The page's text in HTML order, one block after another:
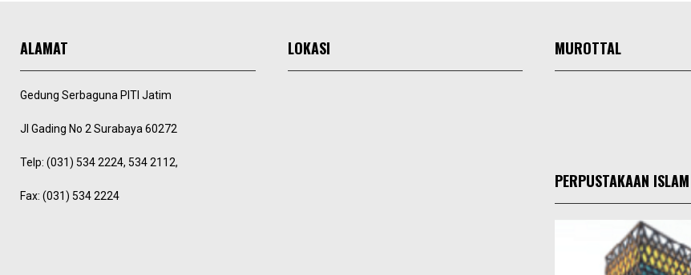
ALAMAT
Gedung Serbaguna PITI Jatim
Jl Gading No 2 Surabaya 60272
Telp: (031) 534 2224, 534 2112,
Fax: (031) 534 2224
LOKASI MUROTTAL
PERPUSTAKAAN ISLAM